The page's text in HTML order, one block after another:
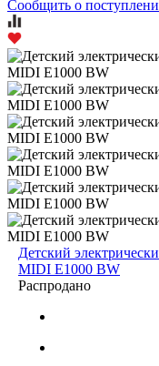
Сообщить о
Детский
MIDI E1000 BW
Распродано